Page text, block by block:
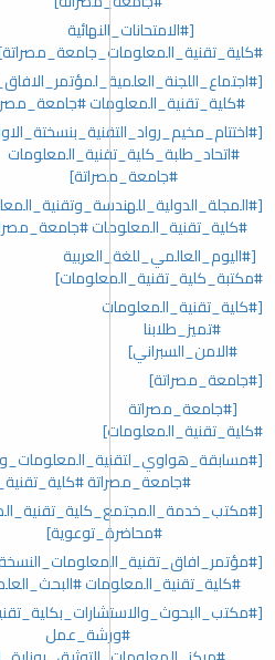
[#الامتحانات_النهائية
#كلية_تقنية_المعلومات
#اتحاد_طلبة_كلية_تقنية_المعلومات
#جامعة_مصراتة]
#كلية_تقنية_المعلومات
[#اليوم_العالمي_للغة_العربية
#مكتبة_كلية_تقنية_المعلومات]
[#كلية_تقنية_المعلومات
#تميز_طلابنا
#الامن_السبراني]
[#جامعة_مصراتة]
[#جامعة_مصراتة
#كلية_تقنية_المعلومات]
#جامعة_مصراتة
#محاضرة_توعوية]
#كلية_تقنية_المعلومات
#ورشة_عمل